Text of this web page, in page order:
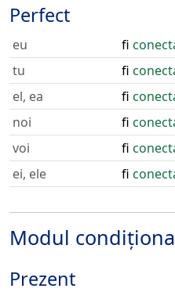
Perfect
eu fi
tu
fi
el, ea
fi
noi
fi
voi
fi
ei, ele
fi
Modul
Prezent